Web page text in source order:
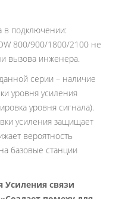
в подключении:
800/900/1800/2100 не
вызова инженера.
серии – наличие
уровня усиления
уровня сигнала).
усиления защищает
вероятность
базовые станции
Усиления связи